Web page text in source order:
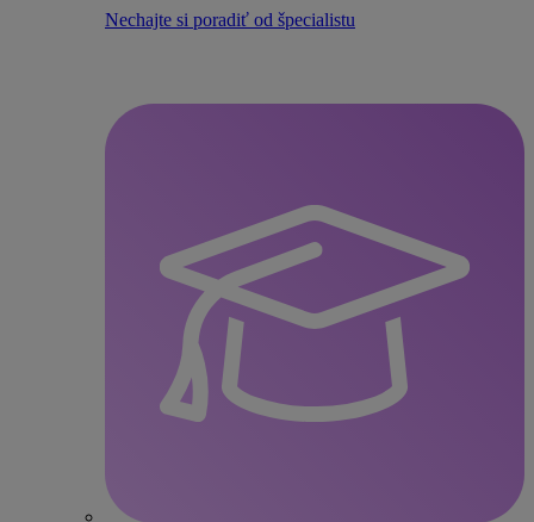
Nechajte si poradiť od špecialistu